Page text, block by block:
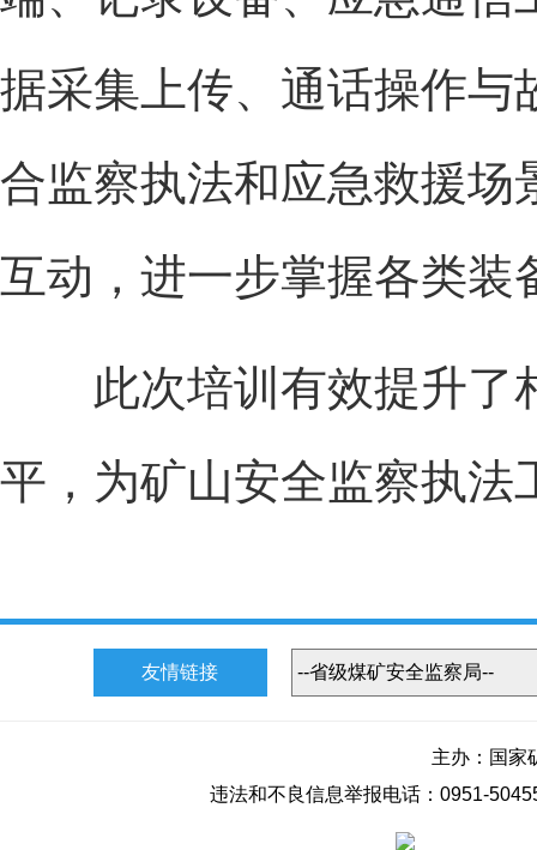
据采集上传、通话操作与
合监察执法和应急救援场
互动，进一步掌握各类装
此次培训有效提升了
平，为矿山安全监察执法
友情链接
主办：国家
违法和不良信息举报电话：0951-